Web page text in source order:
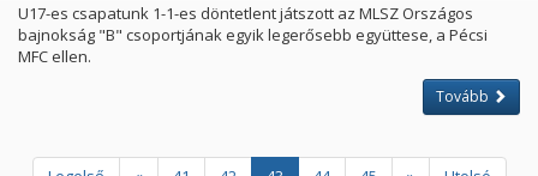
U17-es csapatunk 1-1-es döntetlent játszott az MLSZ Országos
bajnokság "B" csoportjának egyik legerősebb együttese, a Pécsi
MFC ellen.
Tovább